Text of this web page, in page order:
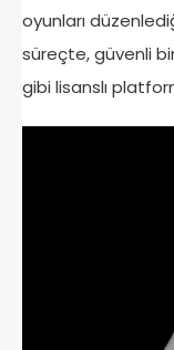
oyunları
süreçte, güvenli
gibi lisanslı